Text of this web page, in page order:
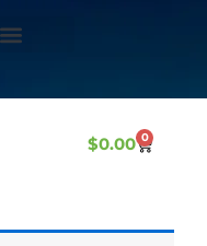
$0.00 0
C
a